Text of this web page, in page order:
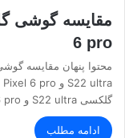
6 pro
گلکسی S22 ultra و Pixel 6 pro مقایسه…
ادامه مطلب